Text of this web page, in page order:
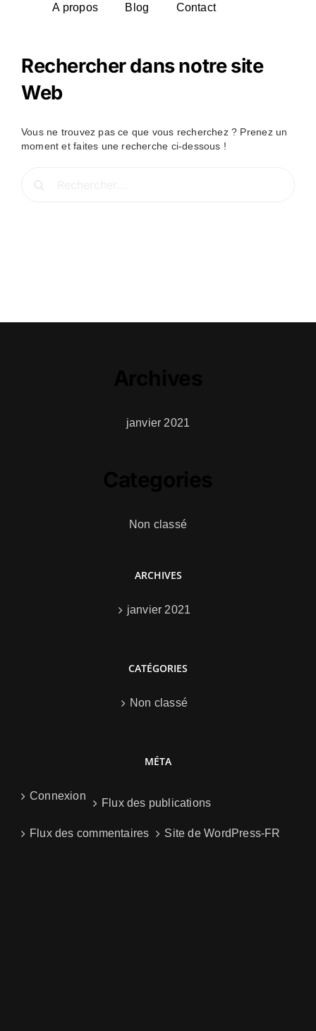
A propos Blog Contact
Rechercher dans notre site
Web
Vous ne trouvez pas ce que vous recherchez ? Prenez un
moment et faites une recherche ci-dessous !
janvier 2021
Non classé
ARCHIVES
janvier 2021
CATÉGORIES
Non classé
MÉTA
Connexion
Flux des publications
Flux des commentaires Site de WordPress-FR